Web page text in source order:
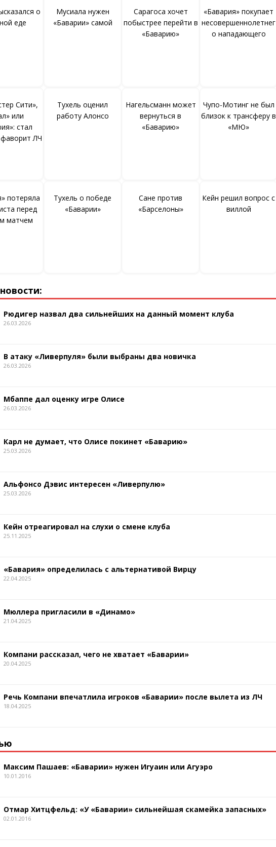
о
еде
Мусиала нужен
«Баварии» самой
Сарагоса хочет
побыстрее перейти в
«Баварию»
«Бавария» покупает
несовершеннолетнег
о нападающего
Сити»,
или
стал
ЛЧ
Тухель оценил
работу Алонсо
Нагельсманн может
вернуться в
«Баварию»
Чупо-Мотинг не был
близок к трансферу в
«МЮ»
потеряла
перед
матчем
Тухель о победе
«Баварии»
Сане против
«Барселоны»
Кейн решил вопрос с
виллой
Рюдигер назвал два сильнейших на данный момент клуба
26.03.2026
В атаку «Ливерпуля» были выбраны два новичка
26.03.2026
Мбаппе дал оценку игре Олисе
26.03.2026
Карл не думает, что Олисе покинет «Баварию»
25.03.2026
Альфонсо Дэвис интересен «Ливерпулю»
25.03.2026
Кейн отреагировал на слухи о смене клуба
25.11.2025
«Бавария» определилась с альтернативой Вирцу
22.04.2025
Мюллера пригласили в «Динамо»
21.04.2025
Компани рассказал, чего не хватает «Баварии»
20.04.2025
Речь Компани впечатлила игроков «Баварии» после вылета из ЛЧ
18.04.2025
Максим Пашаев: «Баварии» нужен Игуаин или Агуэро
10.01.2016
Отмар Хитцфельд: «У «Баварии» сильнейшая скамейка запасных»
02.01.2016